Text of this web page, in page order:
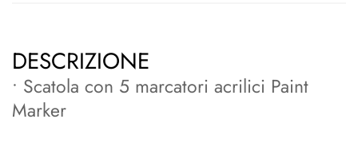
DESCRIZIONE
• Scatola con 5 marcatori acrilici Paint
Marker